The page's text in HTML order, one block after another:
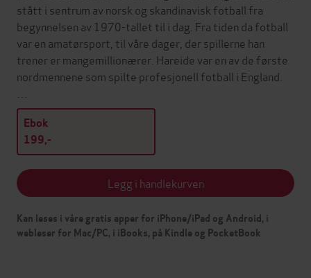
stått i sentrum av norsk og skandinavisk fotball fra
begynnelsen av 1970-tallet til i dag. Fra tiden da fotball
var en amatørsport, til våre dager, der spillerne han
trener er mangemillionærer. Hareide var en av de første
nordmennene som spilte profesjonell fotball i England.
Ebok
199,-
Legg i handlekurven
Kan leses i våre gratis apper for iPhone/iPad og Android, i
webleser for Mac/PC, i iBooks, på Kindle og PocketBook